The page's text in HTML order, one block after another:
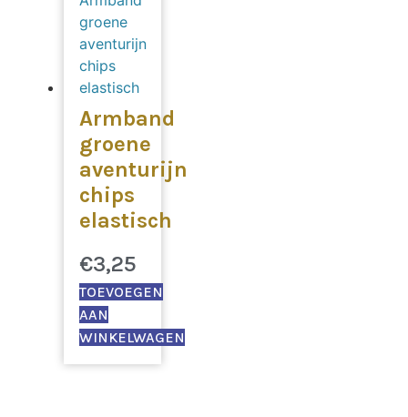
Armband
groene
aventurijn
chips
elastisch
€3,25
TOEVOEGEN
AAN
WINKELWAGEN